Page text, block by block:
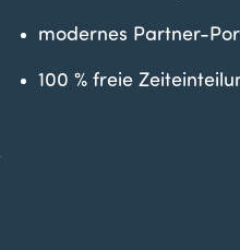
modernes Partner-
100 % freie